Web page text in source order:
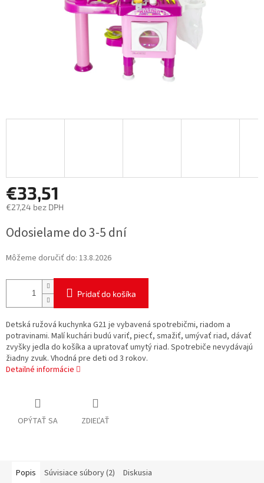
€33,51
€27,24 bez DPH
cena:
Odosielame do 3-5 dní
Môžeme doručiť do: 13.8.2026
Pridať do košíka
Detská ružová kuchynka G21 je vybavená spotrebičmi, riadom a
potravinami. Malí kuchári budú variť, piecť, smažiť, umývať riad, dávať
zvyšky jedla do košíka a upratovať umytý riad. Spotrebiče nevydávajú
žiadny zvuk. Vhodná pre deti od 3 rokov.
Detailné informácie
OPÝTAŤ SA ZDIEĽAŤ
Popis Súvisiace súbory (2) Diskusia